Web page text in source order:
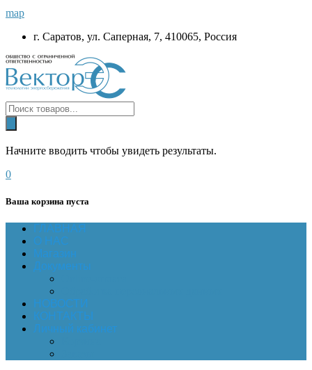
map
г. Саратов, ул. Саперная, 7, 410065, Россия
Начните вводить чтобы увидеть результаты.
0
Ваша корзина пуста
ГЛАВНАЯ
О НАС
Магазин
Документы
НОВОСТИ
КОНТАКТЫ
Личный кабинет